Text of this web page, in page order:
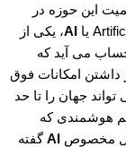
این حوزه در
AI، یکی از
می آید که
داشتن امکانات فوق
جهان را تا حد
هوشمندی که
مخصوص AIگفته